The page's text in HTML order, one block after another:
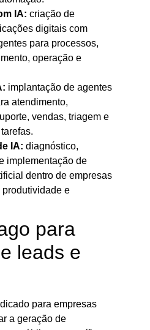
IA: criação de
digitais com
para processos,
operação e
implantação de agentes
atendimento,
vendas, triagem e
IA: diagnóstico,
implementação de
dentro de empresas
produtividade e
para
leads e
para empresas
a geração de